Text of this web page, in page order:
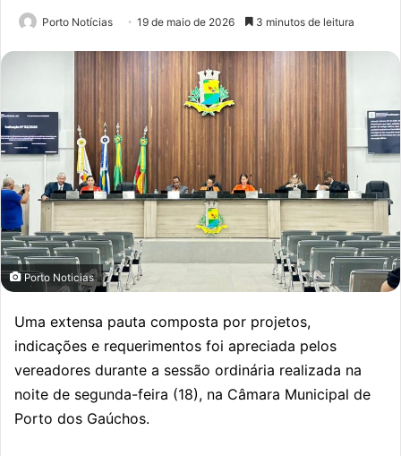
Porto Notícias 19 de maio de 2026 3 minutos de leitura
Porto Noticias
Uma extensa pauta composta por projetos,
indicações e requerimentos foi apreciada pelos
vereadores durante a sessão ordinária realizada na
noite de segunda-feira (18), na Câmara Municipal de
Porto dos Gaúchos.